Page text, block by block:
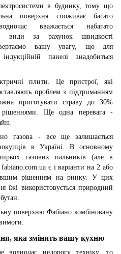
в будинку, тому що
поверхня споживає багато
вважається набагато
види за рахунок швидкості
вашу увагу, що для
панелі знадобиться
плити. Це пристрої, які
проблем з підтриманням
приготувати страву до 30%
Ще одна перевага -
газова - все ще залишається
в Україні. В основному
газових пальників (але в
fabiano.com.ua є і варіанти на 2 або
рішенням на ринку. У цих
їжі використовується природний
поверхню Фабіано комбіновану
яка змінить вашу кухню
недорогу техніку, то